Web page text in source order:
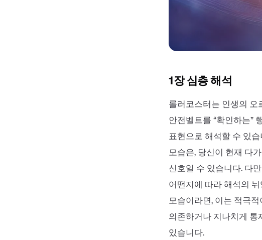
1장 심층 해석
롤러코스터는 인생의 오
안전벨트를 “확인하는”
표현으로 해석할 수 있
모습은, 당신이 현재 다
신호일 수 있습니다. 다
어떤지에 따라 해석의
모습이라면, 이는 적극
의존하거나 지나치게 통
있습니다.